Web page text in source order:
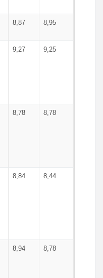
8,87 8,95
9,27 9,25
8,78 8,78
8,84 8,44
8,94 8,78